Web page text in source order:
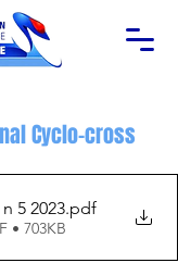
Cyclo-cross
5 2023.pdf
• 703KB